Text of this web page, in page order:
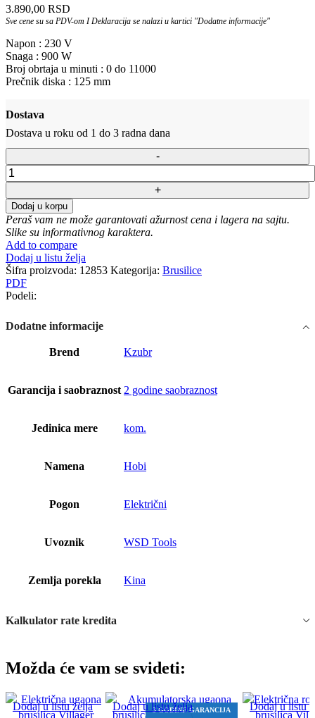
3.890,00 RSD
Sve cene su sa PDV-om I Deklaracija se nalazi u kartici "Dodatne informacije"
Napon : 230 V
Snaga : 900 W
Broj obrtaja u minuti : 0 do 11000
Prečnik diska : 125 mm
Dostava
Dostava u roku od 1 do 3 radna dana
Električna
ugaona
brusilica
Kzubr
KAG125C-
900S
količina
Dodaj u korpu
Peraš vam ne može garantovati ažurnost cena i lagera na sajtu.
Slike su informativnog karaktera.
Add to compare
Dodaj u listu želja
Šifra proizvoda: 12853 Kategorija: Brusilice
PDF
Podeli:
Dodatne informacije
Brend Kzubr
Garancija i saobraznost 2 godine saobraznost
Jedinica mere kom.
Namena Hobi
Pogon Električni
Uvoznik WSD Tools
Zemlja porekla Kina
Kalkulator rate kredita
Možda će vam se svideti:
Dodaj u listu želja
3 GODINE GARANCIJA
Dodaj u listu želja
Dodaj u listu